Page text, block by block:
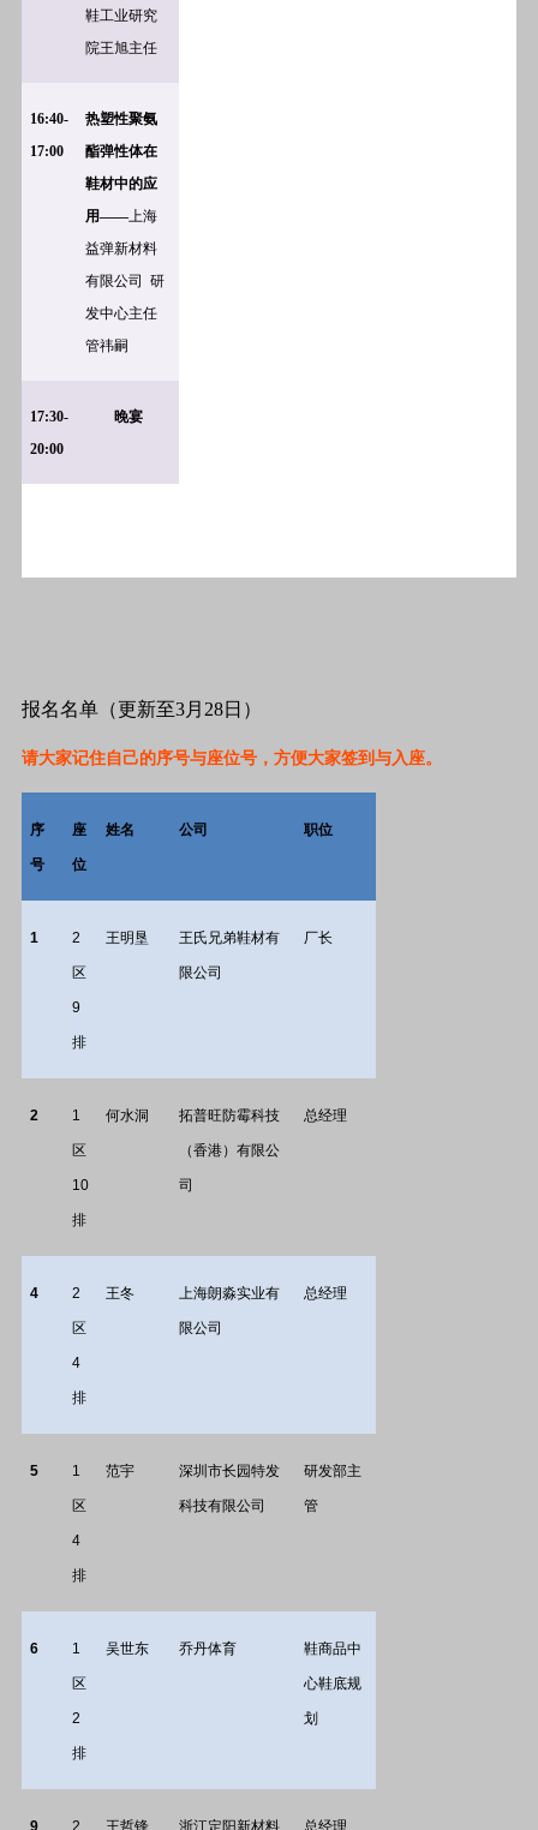
鞋工业研究
院王旭主任
16:40-
17:00
热塑性聚氨
酯弹性体在
鞋材中的应
用——上海
益弹新材料
有限公司 研
发中心主任
管祎嗣
17:30-
20:00
晚宴
报名名单（更新至3月28日）
请大家记住自己的序号与座位号，方便大家签到与入座。
序
号
座
位
姓名 公司 职位
1 2
区
9
排
王明垦 王氏兄弟鞋材有
限公司
厂长
2 1
区
10
排
何水洞 拓普旺防霉科技
（香港）有限公
司
总经理
4 2
区
4
排
王冬 上海朗淼实业有
限公司
总经理
5 1
区
4
排
范宇 深圳市长园特发
科技有限公司
研发部主
管
6 1
区
2
排
吴世东 乔丹体育 鞋商品中
心鞋底规
划
9 2 王哲锋 浙江定阳新材料 总经理